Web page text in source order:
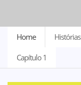
Home Histórias
Capítulo 1